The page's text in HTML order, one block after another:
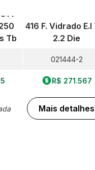
Tb
416 F. Vidrado E.l
2.2 Die
021444-2
R$ 271.567
Mais detalhes